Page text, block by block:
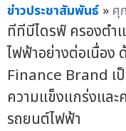
ข่าวประชาสัมพันธ์ » ศุ
ทีทีบีไดรฟ์ ครองตำ
ไฟฟ้าอย่างต่อเนื่อง
Finance Brand เ
ความแข็งแกร่งและ
รถยนต์ไฟฟ้า